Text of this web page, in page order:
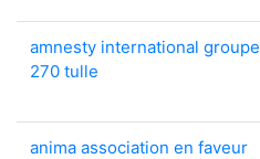
amnesty international groupe
270 tulle
anima association en faveur